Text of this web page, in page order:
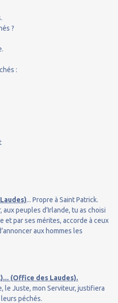
?
:
... Propre à Saint Patrick.
peuples d’Irlande, tu as choisi
et par ses mérites, accorde à ceux
aux hommes les
(Office des Laudes).
le Juste, mon Serviteur, justifiera
péchés.